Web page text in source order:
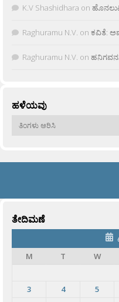
K.V Shashidhara on
Raghuramu N.V. on ಕವಿತೆ:
Raghuramu N.V. on
ಹಳೆಯವು
ಹಳೆಯವು
ತೇದಿಮಣೆ
M
T W
3
4 5